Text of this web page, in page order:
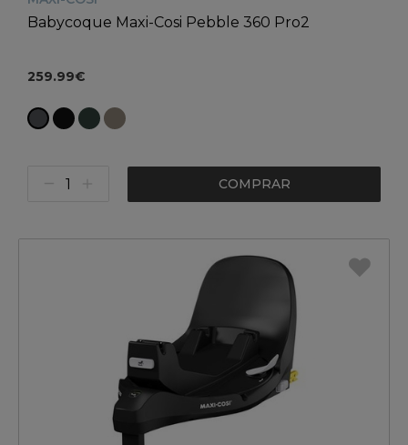
Babycoque Maxi-Cosi Pebble 360 Pro2
259.99€
COMPRAR